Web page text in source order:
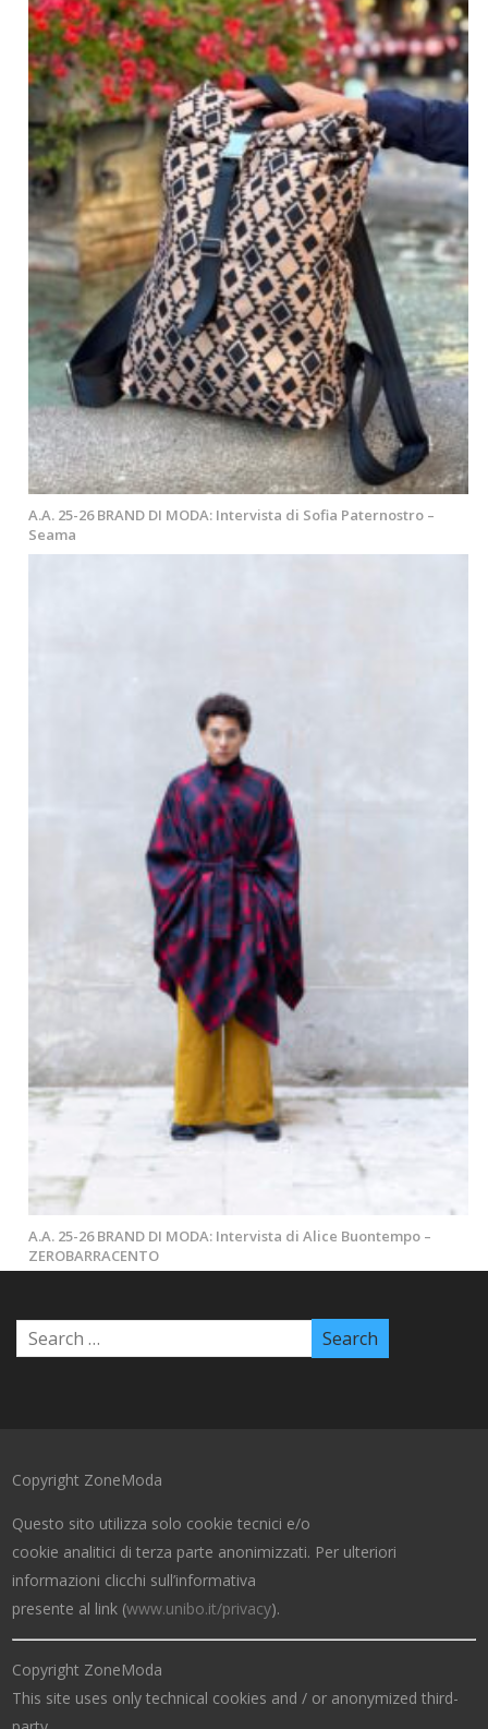
A.A. 25-26 BRAND DI MODA: Intervista di Sofia Paternostro –
Seama
A.A. 25-26 BRAND DI MODA: Intervista di Alice Buontempo –
ZEROBARRACENTO
Copyright ZoneModa
Questo sito utilizza solo cookie tecnici e/o
cookie analitici di terza parte anonimizzati. Per ulteriori
informazioni clicchi sull’informativa
presente al link (www.unibo.it/privacy).
Copyright ZoneModa
This site uses only technical cookies and / or anonymized third-